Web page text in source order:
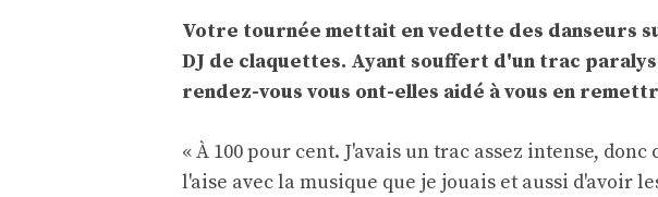
Votre tournée mettait en vedette des danseurs
DJ de claquettes. Ayant souffert d'un trac
rendez-vous vous ont-elles aidé à vous en
« À 100 pour cent. J'avais un trac assez intense,
l'aise avec la musique que je jouais et aussi d'avoir